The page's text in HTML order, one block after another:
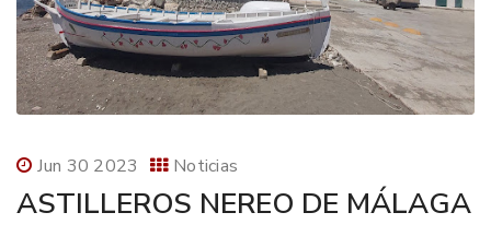
Jun 30 2023 Noticias
ASTILLEROS NEREO DE MÁLAGA